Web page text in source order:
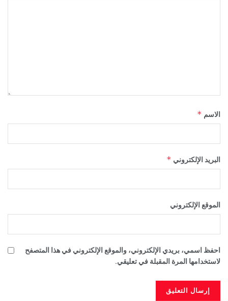
الاسم *
البريد الإلكتروني *
الموقع الإلكتروني
احفظ اسمي، بريدي الإلكتروني، والموقع الإلكتروني في هذا المتصفح
لاستخدامها المرة المقبلة في تعليقي.